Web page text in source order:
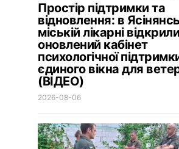
Простір підтримки та
відновлення: в
міській лікарні відкрили
оновлений кабінет
психологічної
єдиного вікна для
(ВІДЕО)
2026-08-06